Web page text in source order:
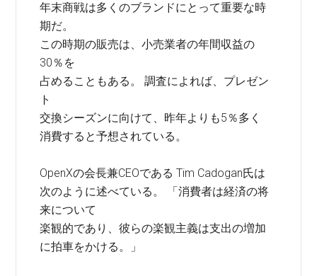
年末商戦は多くのブランドにとって重要な時
期だ。
この時期の販売は、小売業者の年間収益の
30％を
占めることもある。 調査によれば、プレゼン
ト
交換シーズンに向けて、昨年よりも5％多く
消費すると予想されている。
OpenXの会長兼CEOである Tim Cadogan氏は
次のように述べている。 「消費者は経済の将
来について
楽観的であり、彼らの楽観主義は支出の増加
に拍車をかける。」